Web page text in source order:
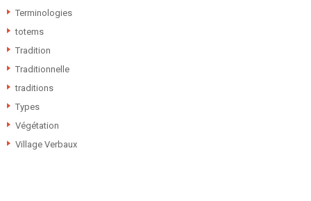
Terminologies
totems
Tradition
Traditionnelle
traditions
Types
Végétation
Village Verbaux